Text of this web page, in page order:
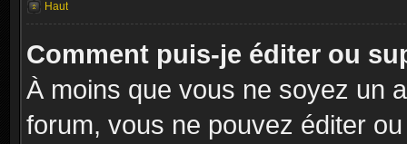
Haut
Comment puis-je éditer ou
À moins que vous ne soyez un
forum, vous ne pouvez éditer